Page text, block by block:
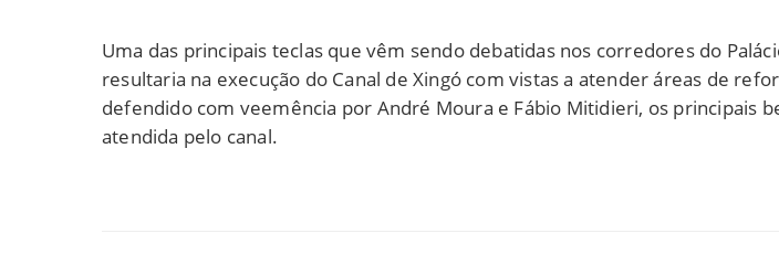
Uma das principais teclas que vêm sendo debatidas nos corredores do
resultaria na execução do Canal de Xingó com vistas a atender áreas de
defendido com veemência por André Moura e Fábio Mitidieri, os principais
atendida pelo canal.